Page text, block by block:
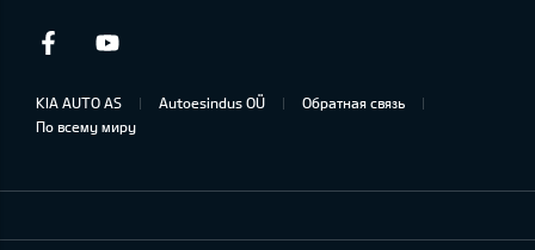
Facebook
KIA AUTO AS Autoesindus OÜ
Обратная связь
По всему миру